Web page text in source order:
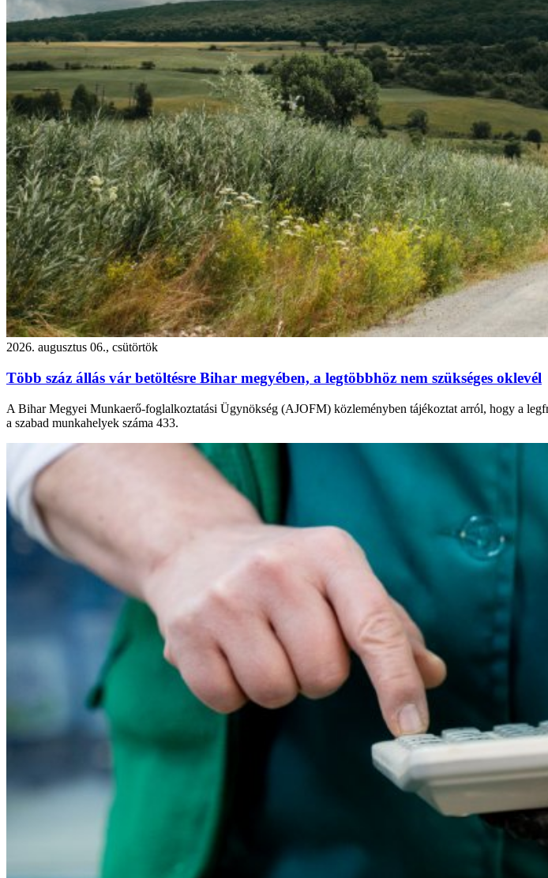
2026. augusztus 06., csütörtök
Több száz állás vár betöltésre Bihar megyében, a legtöbbhöz nem szükséges oklevél
A Bihar Megyei Munkaerő-foglalkoztatási Ügynökség (AJOFM) közleményben tájékoztat arról, hogy a
a szabad munkahelyek száma 433.